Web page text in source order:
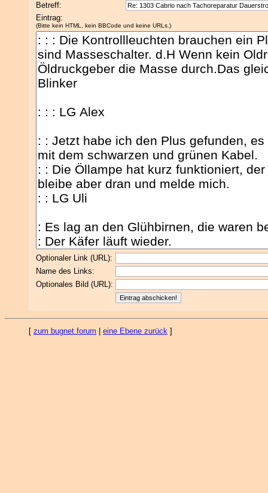
Betreff:
Eintrag:
(Bitte kein HTML, kein BBCode und keine URLs.)
Optionaler Link (URL):
Name des Links:
Optionales Bild (URL):
[ zum bugnet.forum eine Ebene zurück ]